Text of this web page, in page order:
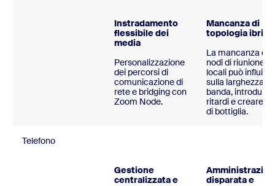
Instradamento
flessibile dei
media
Personalizzazione
dei percorsi di
comunicazione di
rete e bridging con
Zoom Node.
Mancanza di
topologia ibrida
La mancanza di
nodi di riunione
locali può influire
sulla larghezza di
banda, introdurre
ritardi e creare
di bottiglia.
Telefono
Gestione
centralizzata e
disparata e